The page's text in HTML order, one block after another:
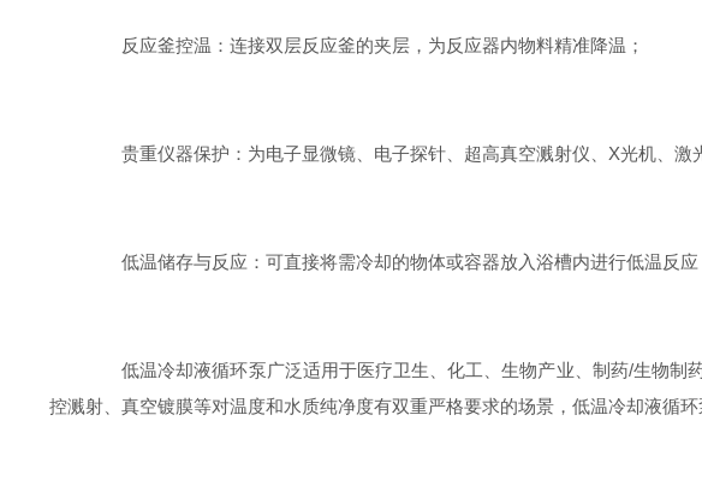
反应釜控温：连接双层反应釜的夹层，为反应器内物料精准降温；
贵重仪器保护：为电子显微镜、电子探针、超高真空溅射仪、X光机、激
低温储存与反应：可直接将需冷却的物体或容器放入浴槽内进行低温反应
低温冷却液循环泵广泛适用于医疗卫生、化工、生物产业、制药/生物制
控溅射、真空镀膜等对温度和水质纯净度有双重严格要求的场景，低温冷却液循环